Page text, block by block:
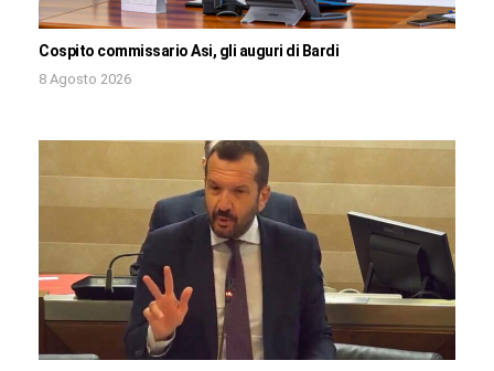
Cospito commissario Asi, gli auguri di Bardi
8 Agosto 2026